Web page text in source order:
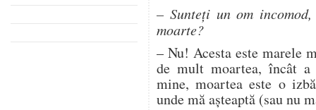
– Sunteţi un om
moarte?
– Nu! Acesta este marele
de mult moartea, încât
mine, moartea este o
unde mă aşteaptă (sau nu